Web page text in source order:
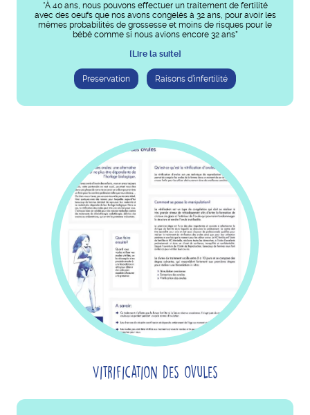
“À 40 ans, nous pouvons effectuer un traitement de fertilité
avec des oeufs que nos avons congelés à 32 ans, pour avoir les
mêmes probabilités de grossesse et moins de risques pour le
bébé comme si nous avions encore 32 ans”
[Lire la suite]
Preservation Raisons d’infertilité
Vitrification des ovules